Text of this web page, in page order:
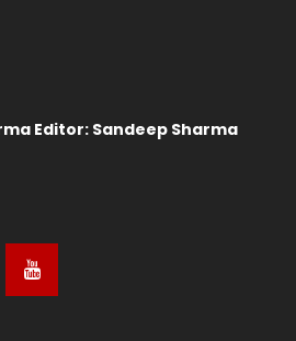
Editor: Sandeep Sharma